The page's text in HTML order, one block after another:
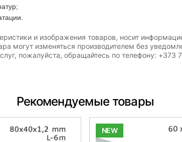
и изображения товаров, носит
могут изменяться производителем без
пожалуйста, обращайтесь по телефону: +373
Рекомендуемые товары
NEW